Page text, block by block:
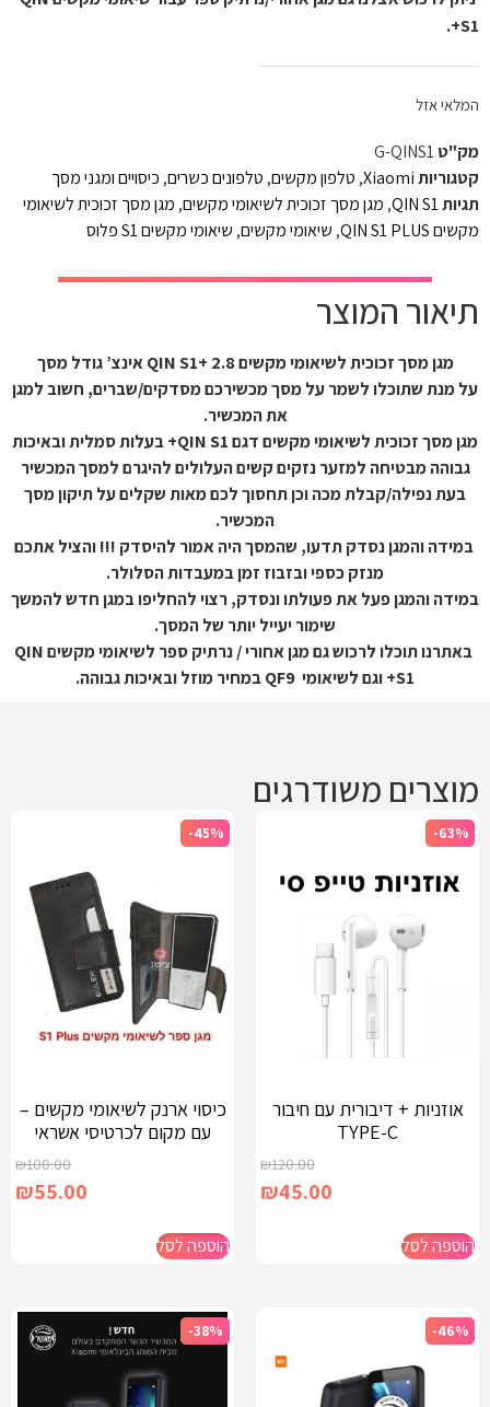
S1+.
המלאי אזל
מק"טG-QINS1
קטגוריותXiaomi
, טלפון מקשים, טלפונים כשרים, כיסויים ומגני מסך
תגיותQIN S1
, מגן מסך זכוכית לשיאומי מקשים, מגן מסך זכוכית לשיאומי
מקשים QIN S1 PLUS
, שיאומי מקשים, שיאומי מקשים S1 פלוס
תיאור המוצר
מגן מסך זכוכית לשיאומי מקשים QIN S1+ 2.8 אינצ’ גודל מסך
על מנת שתוכלו לשמר על מסך מכשירכם מסדקים/שברים, חשוב למגן
את המכשיר.
מגן מסך זכוכית לשיאומי מקשים דגם QIN S1+ בעלות סמלית ובאיכות
גבוהה מבטיחה למזער נזקים קשים העלולים להיגרם למסך המכשיר
בעת נפילה/קבלת מכה וכן תחסוך לכם מאות שקלים על תיקון מסך
המכשיר.
במידה והמגן נסדק תדעו, שהמסך היה אמור להיסדק !!! והציל אתכם
מנזק כספי ובזבוז זמן במעבדות הסלולר.
במידה והמגן פעל את פעולתו ונסדק, רצוי להחליפו במגן חדש להמשך
שימור יעייל יותר של המסך.
באתרנו תוכלו לרכוש גם מגן אחורי / נרתיק ספר לשיאומי מקשים QIN
S1+ וגם לשיאומי
QF9במחיר מוזל ובאיכות גבוהה.
מוצרים משודרגים
-63%
אוזניות + דיבורית עם חיבור
TYPE-C
₪120.00
₪45.00
הוספה לסל
-45%
כיסוי ארנק לשיאומי מקשים –
עם מקום לכרטיסי אשראי
₪100.00
₪55.00
הוספה לסל
-46%
-38%